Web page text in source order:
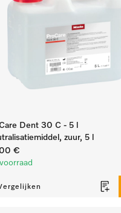
Dent 30 C - 5 l
zuur, 5 l
€